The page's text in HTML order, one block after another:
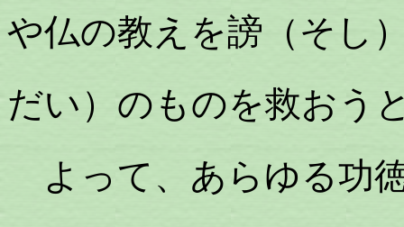
や仏の教えを謗（そし
だい）のものを救おう
よって、あらゆる功